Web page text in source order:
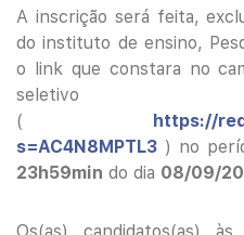
A inscrição será feita,
do instituto de ensino,
o link que constara no
seletivo
(
https://
s=AC4N8MPTL3 ) no
23h59min do dia 08/09/